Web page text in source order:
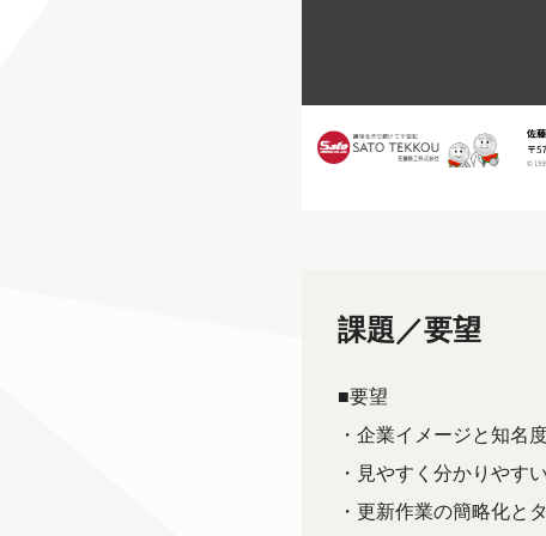
課題／要望
■要望
・企業イメージと知名
・見やすく分かりやす
・更新作業の簡略化と